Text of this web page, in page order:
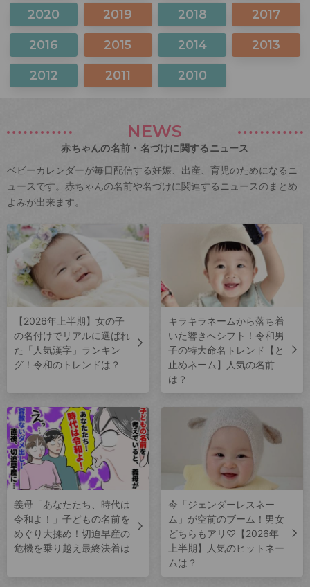
2020 2019 2018 2017
2016 2015 2014 2013
2012 2011 2010
NEWS
赤ちゃんの名前・名づけに関するニュース
ベビーカレンダーが毎日配信する妊娠、出産、育児のためになるニ
ュースです。赤ちゃんの名前や名づけに関連するニュースのまとめ
よみが出来ます。
【2026年上半期】女の子
の名付けでリアルに選ばれ
た「人気漢字」ランキン
グ！令和のトレンドは？
キラキラネームから落ち着
いた響きへシフト！令和男
子の特大命名トレンド【と
止めネーム】人気の名前
は？
義母「あなたたち、時代は
令和よ！」子どもの名前を
めぐり大揉め！切迫早産の
危機を乗り越え最終決着は
今「ジェンダーレスネー
ム」が空前のブーム！男女
どちらもアリ♡【2026年
上半期】人気のヒットネー
ムは？